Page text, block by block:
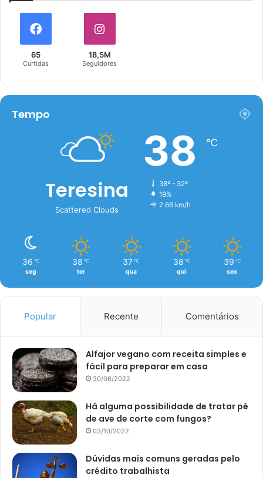
65
Curtidas
18,5M
Seguidores
Tempo
Teresina
Scattered Clouds
38 ℃
38º - 32º
19%
2.66 km/h
36 ℃
seg
38 ℃
ter
37 ℃
qua
38 ℃
qui
39 ℃
sex
Popular Recente Comentários
Alfajor vegano com receita simples e
fácil para preparar em casa
30/06/2022
Há alguma possibilidade de tratar pé
de ave de corte com fungos?
03/10/2022
Dúvidas mais comuns geradas pelo
crédito trabalhista